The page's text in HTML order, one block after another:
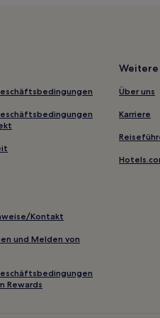
und der Menschenrechte
Kontakt
und Melden von
Rewards
Über uns
Karriere